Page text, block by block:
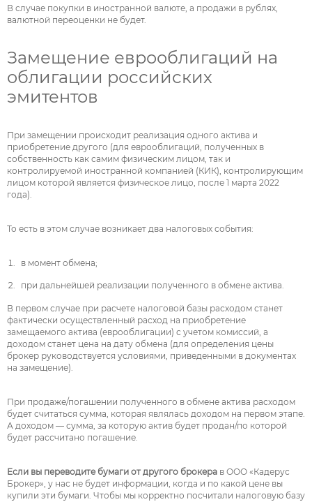
В случае покупки в иностранной валюте, а продажи в рублях,
валютной переоценки не будет.
Замещение еврооблигаций на
облигации российских
эмитентов
При замещении происходит реализация одного актива и
приобретение другого (для еврооблигаций, полученных в
собственность как самим физическим лицом, так и
контролируемой иностранной компанией (КИК), контролирующим
лицом которой является физическое лицо, после 1 марта 2022
года).
То есть в этом случае возникает два налоговых события:
в момент обмена;
при дальнейшей реализации полученного в обмене актива.
В первом случае при расчете налоговой базы расходом станет
фактически осуществленный расход на приобретение
замещаемого актива (еврооблигации) с учетом комиссий, а
доходом станет цена на дату обмена (для определения цены
брокер руководствуется условиями, приведенными в документах
на замещение).
При продаже/погашении полученного в обмене актива расходом
будет считаться сумма, которая являлась доходом на первом этапе.
А доходом — сумма, за которую актив будет продан/по которой
будет рассчитано погашение.
Если вы переводите бумаги от другого брокера в ООО «Кадерус
Брокер», у нас не будет информации, когда и по какой цене вы
купили эти бумаги. Чтобы мы корректно посчитали налоговую базу